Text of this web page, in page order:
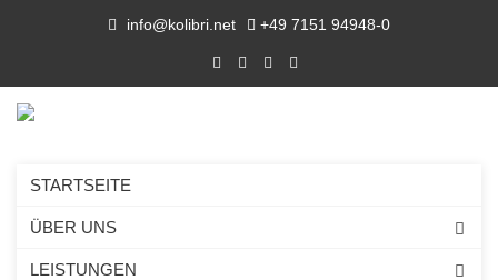
info@kolibri.net +49 7151 94948-0
STARTSEITE
ÜBER UNS
LEISTUNGEN